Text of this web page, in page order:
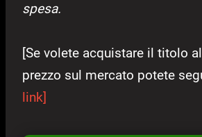
spesa.
[Se volete acquistare il titolo
prezzo sul mercato potete
link]